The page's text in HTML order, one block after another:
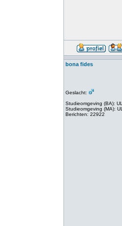
bona fides
Geslacht:
Studieomgeving (BA): UL
Studieomgeving (MA): UL
Berichten: 22922